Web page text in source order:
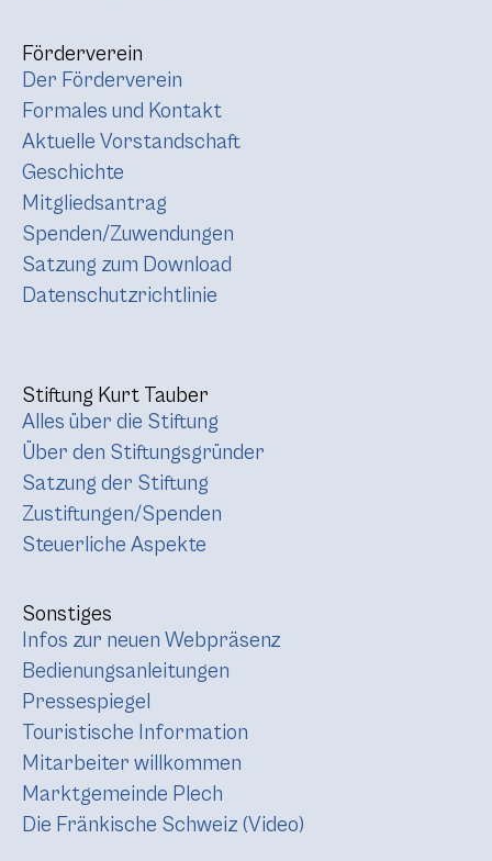
Förderverein
Der Förderverein
Formales und Kontakt
Aktuelle Vorstandschaft
Geschichte
Mitgliedsantrag
Spenden/Zuwendungen
Satzung zum Download
Datenschutzrichtlinie
Stiftung Kurt Tauber
Alles über die Stiftung
Über den Stiftungsgründer
Satzung der Stiftung
Zustiftungen/Spenden
Steuerliche Aspekte
Sonstiges
Infos zur neuen Webpräsenz
Bedienungsanleitungen
Pressespiegel
Touristische Information
Mitarbeiter willkommen
Marktgemeinde Plech
Die Fränkische Schweiz (Video)